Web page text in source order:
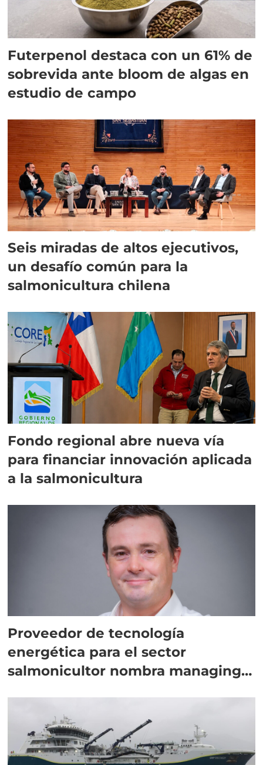
Futerpenol destaca con un 61% de
sobrevida ante bloom de algas en
estudio de campo
Seis miradas de altos ejecutivos,
un desafío común para la
salmonicultura chilena
Fondo regional abre nueva vía
para financiar innovación aplicada
a la salmonicultura
Proveedor de tecnología
energética para el sector
salmonicultor nombra managing